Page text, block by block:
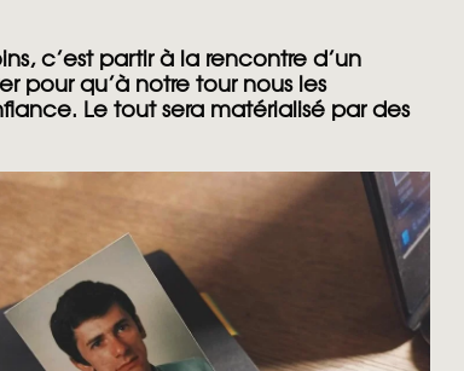
c’est partir à la rencontre d’un
pour qu’à notre tour nous les
Le tout sera matérialisé par des